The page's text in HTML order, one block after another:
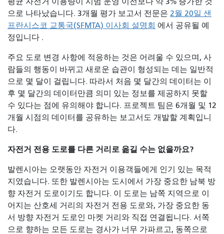
으로 나타났습니다. 3개월 평가 보고서 전문은 2월 20일 샌
프란시스코 교통국(SFMTA) 이사회 설명회 에서 공유될 예
정입니다 .
주요 도로 변경 사항에 적응하는 것은 어려울 수 있으며, 사
람들의 행동이 바뀌고 새로운 습관이 형성되는 데는 일반적
으로 몇 달이 걸립니다. 따라서 처음 몇 달간의 데이터는 이
후 몇 달간의 데이터만큼 의미 있는 정보를 제공하지 못할
수 있다는 점에 유의해야 합니다. 프로젝트 팀은 6개월 및 12
개월 시점의 데이터를 공유하는 보고서도 개발할 계획입니
다.
자전거 전용 도로를 다른 거리로 옮길 수는 없을까요?
발렌시아는 오랫동안 자전거 이용객들에게 인기 있는 목적
지였습니다. 또한 발렌시아는 도시에서 가장 중요한 남북 방
향 자전거 도로이기도 합니다. 이 도로는 남쪽 지역으로 이
어지는 산호세 거리의 자전거 전용 도로와, 가장 중요한 동
서 방향 자전거 도로인 마켓 거리와 직접 연결됩니다. 서쪽
으로 향하는 모든 도로는 경사가 너무 가파르고, 동쪽으로